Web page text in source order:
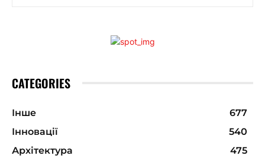
CATEGORIES
Інше
677
Інновації
540
Архітектура
475